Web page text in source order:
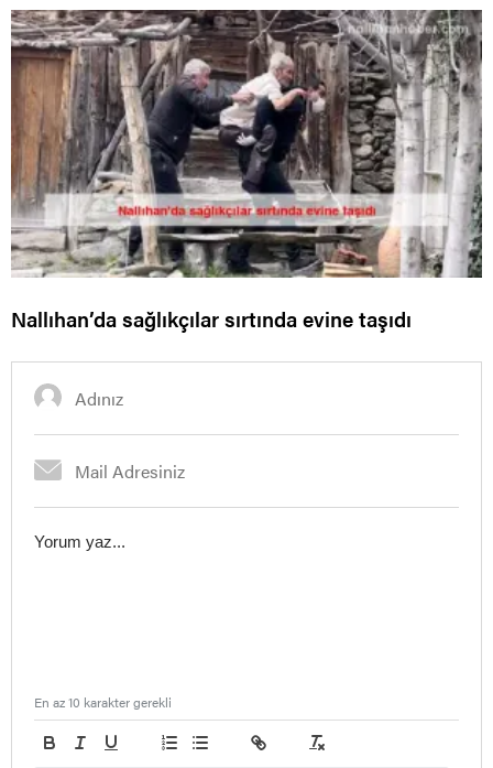
Nallıhan’da sağlıkçılar sırtında evine taşıdı
En az 10 karakter gerekli